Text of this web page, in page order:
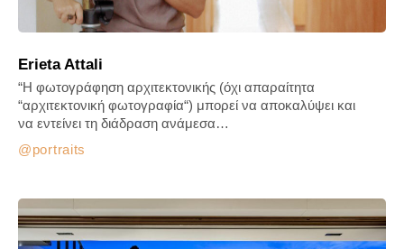
Erieta Attali
portraits
“Η φωτογράφηση αρχιτεκτονικής (όχι απαραίτητα
“αρχιτεκτονική φωτογραφία“) μπορεί να αποκαλύψει και
να εντείνει τη διάδραση ανάμεσα…